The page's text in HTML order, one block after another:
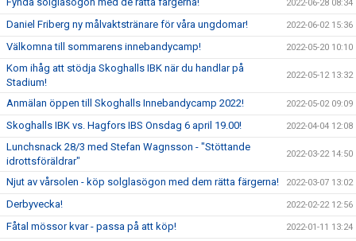
2022-06-28 08:34
Daniel Friberg ny målvaktstränare för våra ungdomar! 2022-06-02 15:36
Välkomna till sommarens innebandycamp! 2022-05-20 10:10
Kom ihåg att stödja Skoghalls IBK när du handlar på
Stadium!
2022-05-12 13:32
Anmälan öppen till Skoghalls Innebandycamp 2022! 2022-05-02 09:09
Skoghalls IBK vs. Hagfors IBS Onsdag 6 april 19.00! 2022-04-04 12:08
Lunchsnack 28/3 med Stefan Wagnsson - "Stöttande
idrottsföräldrar"
2022-03-22 14:50
Njut av vårsolen - köp solglasögon med dem rätta färgerna! 2022-03-07 13:02
Derbyvecka! 2022-02-22 12:56
Fåtal mössor kvar - passa på att köp! 2022-01-11 13:24